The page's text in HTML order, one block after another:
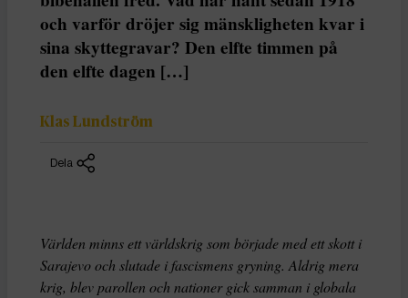
och varför dröjer sig mänskligheten kvar i
sina skyttegravar? Den elfte timmen på
den elfte dagen […]
Klas Lundström
Dela
Världen minns ett världskrig som började med ett skott i
Sarajevo och slutade i fascismens gryning. Aldrig mera
krig, blev parollen och nationer gick samman i globala